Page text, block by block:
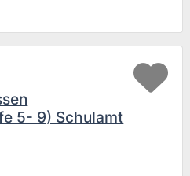
5- 9) Schulamt